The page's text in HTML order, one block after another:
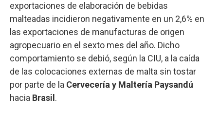
exportaciones de elaboración de bebidas
malteadas incidieron negativamente en un 2,6% en
las exportaciones de manufacturas de origen
agropecuario en el sexto mes del año. Dicho
comportamiento se debió, según la CIU, a la caída
de las colocaciones externas de malta sin tostar
por parte de la Cervecería y Maltería Paysandú
hacia Brasil .